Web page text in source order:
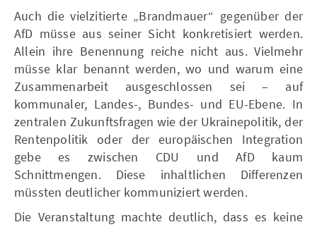
Auch die vielzitierte „Brandmauer“ gegenüber der
AfD müsse aus seiner Sicht konkretisiert werden.
Allein ihre Benennung reiche nicht aus. Vielmehr
müsse klar benannt werden, wo und warum eine
Zusammenarbeit ausgeschlossen sei – auf
kommunaler, Landes-, Bundes- und EU-Ebene. In
zentralen Zukunftsfragen wie der Ukrainepolitik, der
Rentenpolitik oder der europäischen Integration
gebe es zwischen CDU und AfD kaum
Schnittmengen. Diese inhaltlichen Differenzen
müssten deutlicher kommuniziert werden.
Die Veranstaltung machte deutlich, dass es keine